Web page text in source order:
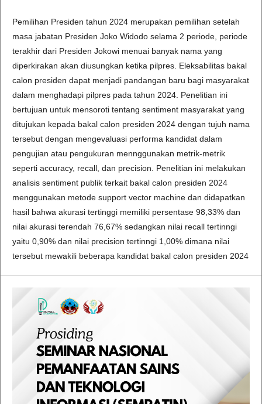
Pemilihan Presiden tahun 2024 merupakan pemilihan setelah
masa jabatan Presiden Joko Widodo selama 2 periode, periode
terakhir dari Presiden Jokowi menuai banyak nama yang
diperkirakan akan diusungkan ketika pilpres. Eleksabilitas bakal
calon presiden dapat menjadi pandangan baru bagi masyarakat
dalam menghadapi pilpres pada tahun 2024. Penelitian ini
bertujuan untuk mensoroti tentang sentiment masyarakat yang
ditujukan kepada bakal calon presiden 2024 dengan tujuh nama
tersebut dengan mengevaluasi performa kandidat dalam
pengujian atau pengukuran mennggunakan metrik-metrik
seperti accuracy, recall, dan precision. Penelitian ini melakukan
analisis sentiment publik terkait bakal calon presiden 2024
menggunakan metode support vector machine dan didapatkan
hasil bahwa akurasi tertinggi memiliki persentase 98,33% dan
nilai akurasi terendah 76,67% sedangkan nilai recall tertinngi
yaitu 0,90% dan nilai precision tertinngi 1,00% dimana nilai
tersebut mewakili beberapa kandidat bakal calon presiden 2024